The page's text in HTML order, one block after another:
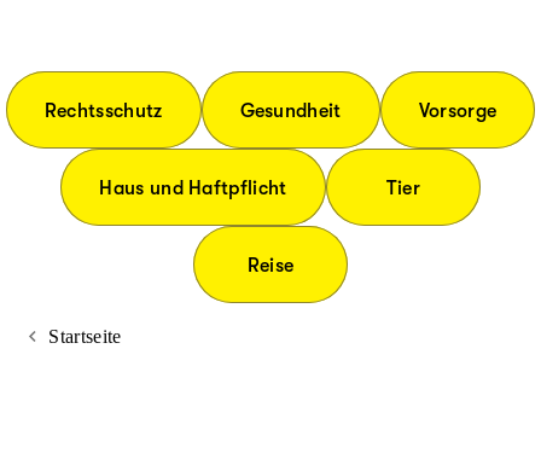
Rechtsschutz Gesundheit Vorsorge
Haus und Haftpflicht Tier
Reise
Startseite